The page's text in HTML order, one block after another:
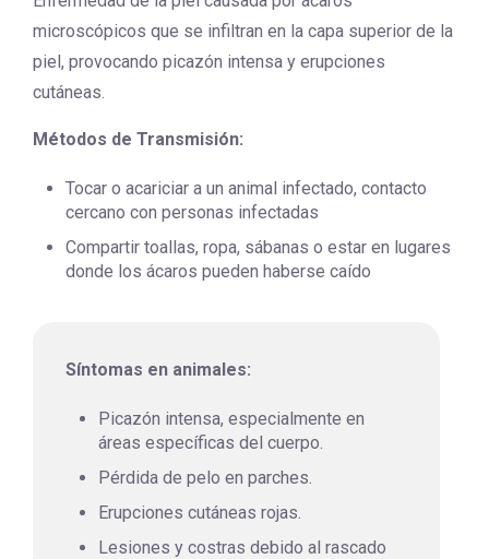
microscópicos que se infiltran en la capa superior de la
piel, provocando picazón intensa y erupciones
cutáneas.
Métodos de Transmisión:
Tocar o acariciar a un animal infectado, contacto
cercano con personas infectadas
Compartir toallas, ropa, sábanas o estar en lugares
donde los ácaros pueden haberse caído
Síntomas en animales:
Picazón intensa, especialmente en
áreas específicas del cuerpo.
Pérdida de pelo en parches.
Erupciones cutáneas rojas.
Lesiones y costras debido al rascado